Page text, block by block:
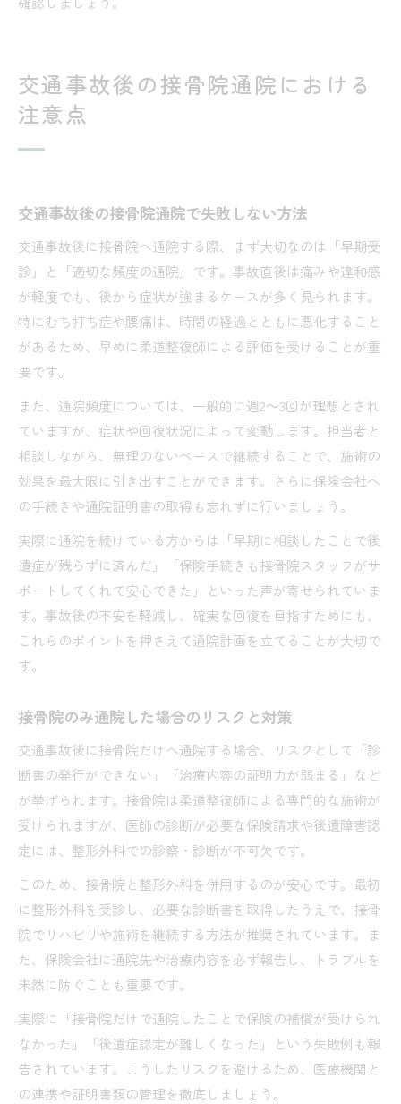
交通事故後の接骨院通院における
注意点
交通事故後の接骨院通院で失敗しない方法
交通事故後に接骨院へ通院する際、まず大切なのは「早期受
診」と「適切な頻度の通院」です。事故直後は痛みや違和感
が軽度でも、後から症状が強まるケースが多く見られます。
特にむち打ち症や腰痛は、時間の経過とともに悪化すること
があるため、早めに柔道整復師による評価を受けることが重
要です。
また、通院頻度については、一般的に週2～3回が理想とされ
ていますが、症状や回復状況によって変動します。担当者と
相談しながら、無理のないペースで継続することで、施術の
効果を最大限に引き出すことができます。さらに保険会社へ
の手続きや通院証明書の取得も忘れずに行いましょう。
実際に通院を続けている方からは「早期に相談したことで後
遺症が残らずに済んだ」「保険手続きも接骨院スタッフがサ
ポートしてくれて安心できた」といった声が寄せられていま
す。事故後の不安を軽減し、確実な回復を目指すためにも、
これらのポイントを押さえて通院計画を立てることが大切で
す。
接骨院のみ通院した場合のリスクと対策
交通事故後に接骨院だけへ通院する場合、リスクとして「診
断書の発行ができない」「治療内容の証明力が弱まる」など
が挙げられます。接骨院は柔道整復師による専門的な施術が
受けられますが、医師の診断が必要な保険請求や後遺障害認
定には、整形外科での診察・診断が不可欠です。
このため、接骨院と整形外科を併用するのが安心です。最初
に整形外科を受診し、必要な診断書を取得したうえで、接骨
院でリハビリや施術を継続する方法が推奨されています。ま
た、保険会社に通院先や治療内容を必ず報告し、トラブルを
未然に防ぐことも重要です。
実際に「接骨院だけで通院したことで保険の補償が受けられ
なかった」「後遺症認定が難しくなった」という失敗例も報
告されています。こうしたリスクを避けるため、医療機関と
の連携や証明書類の管理を徹底しましょう。